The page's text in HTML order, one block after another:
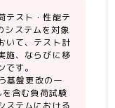
スト実施経験
構築または運用
テスト・性能テ
システムを対象
いて、テスト計
施、ならびに移
す。
基盤更改の一
含む負荷試験
ステムにおける